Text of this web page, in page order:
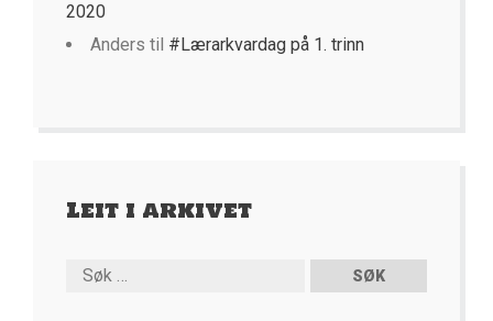
2020
Anders til #Lærarkvardag på 1. trinn
Leit i arkivet